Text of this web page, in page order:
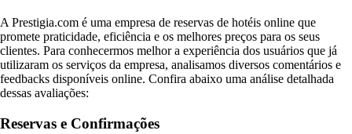
A Prestigia.com é uma empresa de reservas de hotéis online que
promete praticidade, eficiência e os melhores preços para os seus
clientes. Para conhecermos melhor a experiência dos usuários que já
utilizaram os serviços da empresa, analisamos diversos comentários e
feedbacks disponíveis online. Confira abaixo uma análise detalhada
dessas avaliações:
Reservas e Confirmações